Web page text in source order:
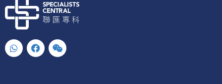
W
h
a
F
a
c
W
e
i